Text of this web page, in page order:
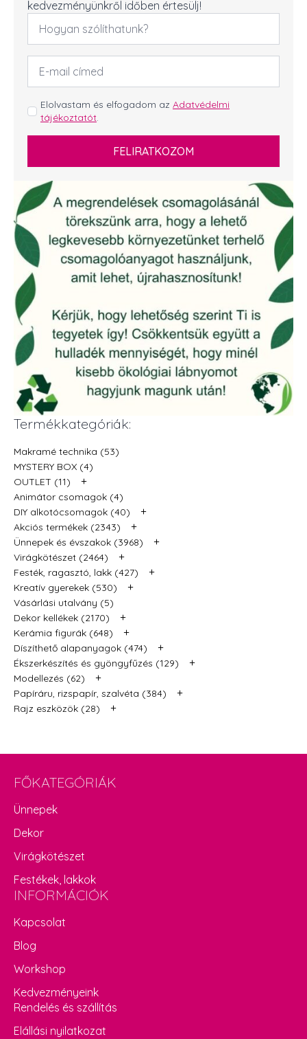
kedvezményünkről időben értesülj!
Név
Email
cím
GDPR
*
Elolvastam és elfogadom az Adatvédelmi
tájékoztatót.
FELIRATKOZOM
Termékkategóriák:
Makramé technika (53)
MYSTERY BOX (4)
OUTLET (11)
+
Animátor csomagok (4)
DIY alkotócsomagok (40)
+
Akciós termékek (2343) +
Ünnepek és évszakok (3968) +
Virágkötészet (2464) +
Festék, ragasztó, lakk (427) +
Kreatív gyerekek (530) +
Vásárlási utalvány (5)
Dekor kellékek (2170)
+
Kerámia figurák (648) +
Díszíthető alapanyagok (474) +
Ékszerkészítés és gyöngyfűzés (129) +
Modellezés (62) +
Papíráru, rizspapír, szalvéta (384) +
Rajz eszközök (28) +
FŐKATEGÓRIÁK
Ünnepek
Dekor
Virágkötészet
Festékek, lakkok
INFORMÁCIÓK
Kapcsolat
Blog
Workshop
Kedvezményeink
Rendelés és szállítás
Elállási nyilatkozat